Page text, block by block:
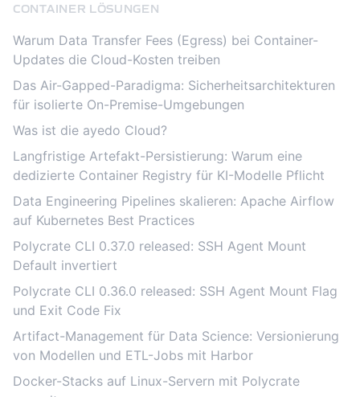
CONTAINER LÖSUNGEN
Warum Data Transfer Fees (Egress) bei Container-
Updates die Cloud-Kosten treiben
Das Air-Gapped-Paradigma: Sicherheitsarchitekturen
für isolierte On-Premise-Umgebungen
Was ist die ayedo Cloud?
Langfristige Artefakt-Persistierung: Warum eine
dedizierte Container Registry für KI-Modelle Pflicht
Data Engineering Pipelines skalieren: Apache Airflow
auf Kubernetes Best Practices
Polycrate CLI 0.37.0 released: SSH Agent Mount
Default invertiert
Polycrate CLI 0.36.0 released: SSH Agent Mount Flag
und Exit Code Fix
Artifact-Management für Data Science: Versionierung
von Modellen und ETL-Jobs mit Harbor
Docker-Stacks auf Linux-Servern mit Polycrate